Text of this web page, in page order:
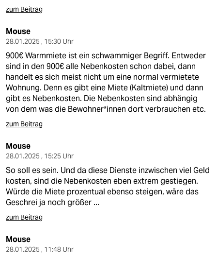
zum Beitrag
Mouse
28.01.2025 , 15:30 Uhr
900€ Warmmiete ist ein schwammiger Begriff. Entweder
sind in den 900€ alle Nebenkosten schon dabei, dann
handelt es sich meist nicht um eine normal vermietete
Wohnung. Denn es gibt eine Miete (Kaltmiete) und dann
gibt es Nebenkosten. Die Nebenkosten sind abhängig
von dem was die Bewohner*innen dort verbrauchen etc.
zum Beitrag
Mouse
28.01.2025 , 15:25 Uhr
So soll es sein. Und da diese Dienste inzwischen viel Geld
kosten, sind die Nebenkosten eben extrem gestiegen.
Würde die Miete prozentual ebenso steigen, wäre das
Geschrei ja noch größer ...
zum Beitrag
Mouse
28.01.2025 , 11:48 Uhr